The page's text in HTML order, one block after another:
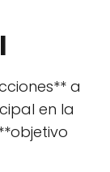
a
en la